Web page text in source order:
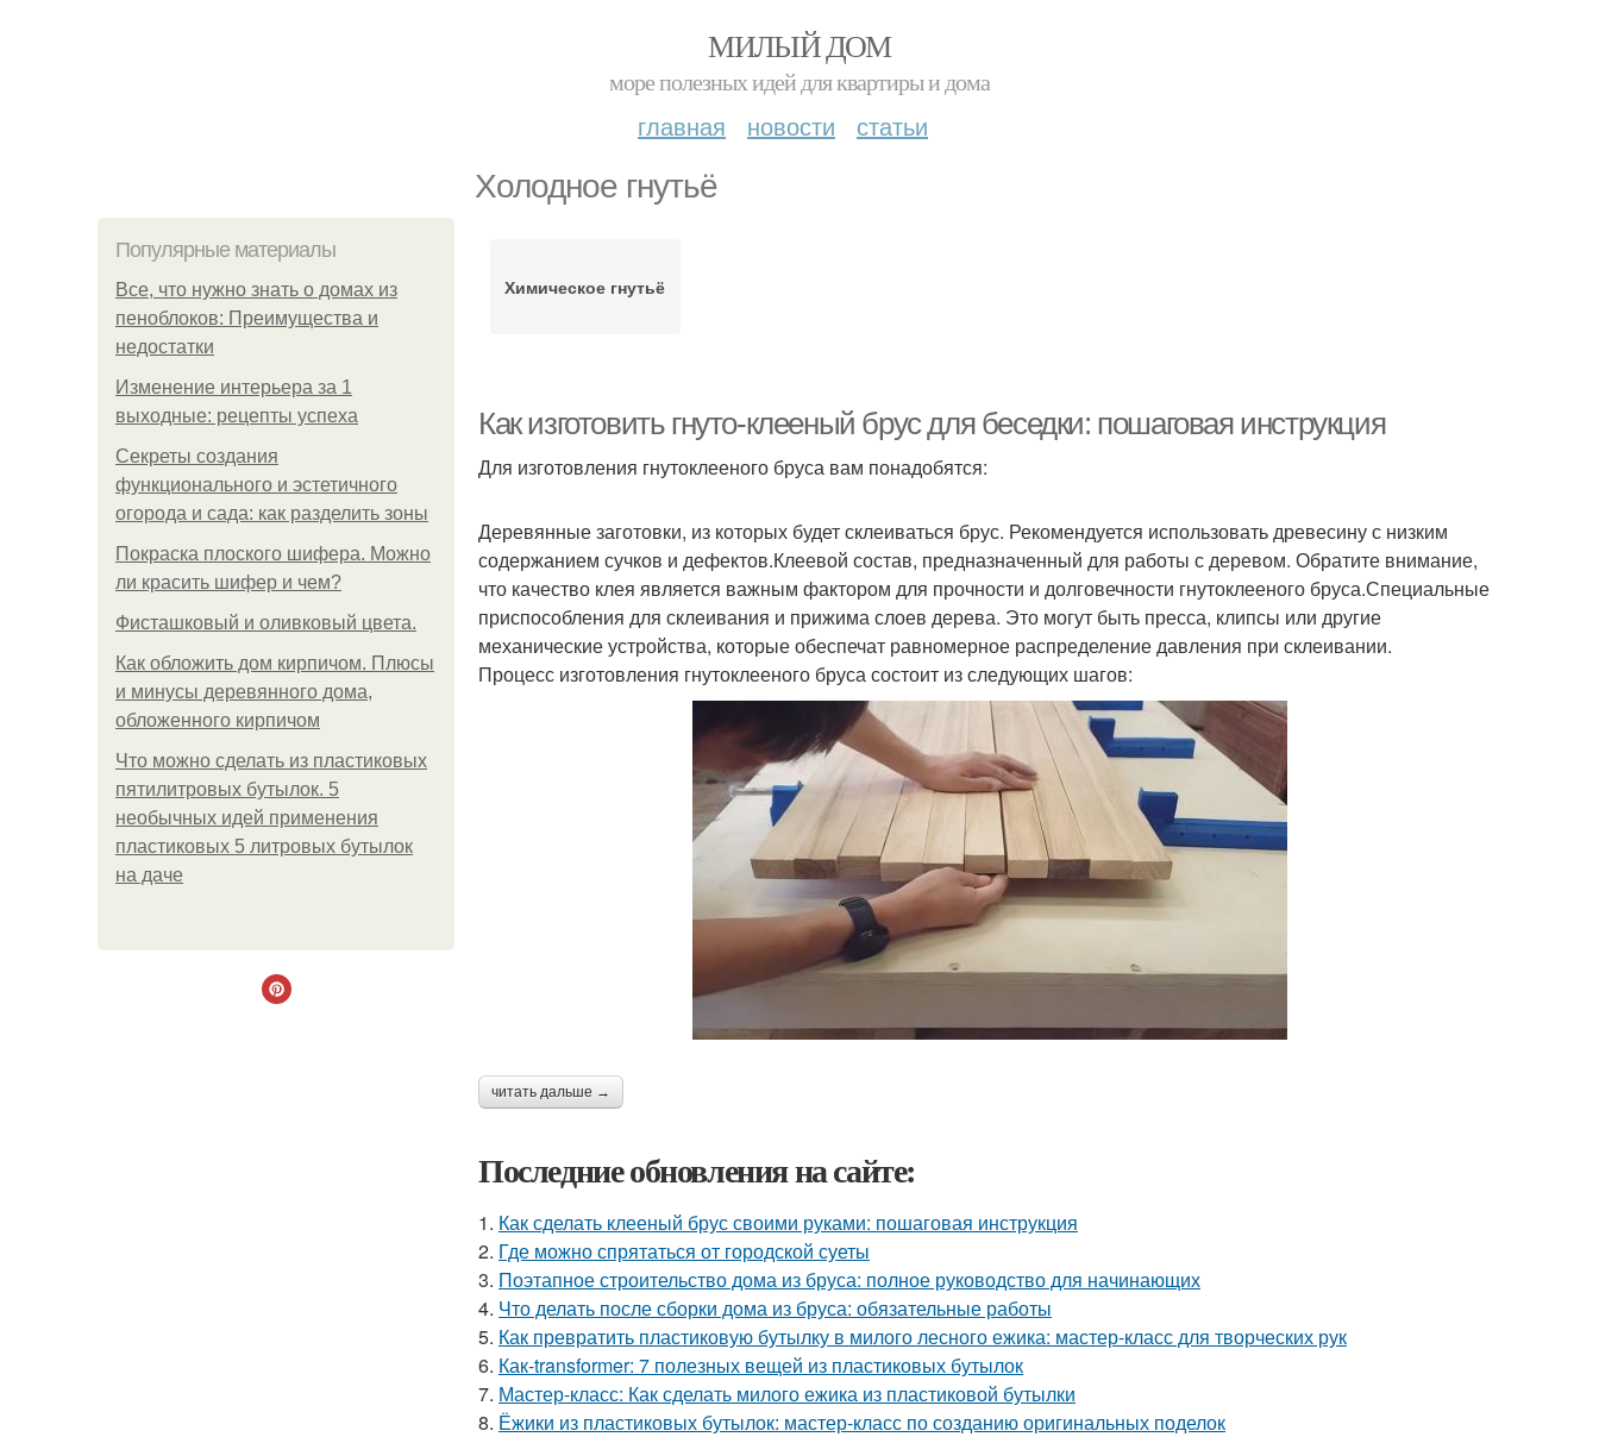
МИЛЫЙ ДОМ
море полезных идей для квартиры и дома
главная новости статьи
Холодное гнутьё
Популярные материалы
Все, что нужно знать о домах из
пеноблоков: Преимущества и
недостатки
Изменение интерьера за 1
выходные: рецепты успеха
Секреты создания
функционального и эстетичного
огорода и сада: как разделить зоны
Покраска плоского шифера. Можно
ли красить шифер и чем?
Фисташковый и оливковый цвета.
Как обложить дом кирпичом. Плюсы
и минусы деревянного дома,
обложенного кирпичом
Что можно сделать из пластиковых
пятилитровых бутылок. 5
необычных идей применения
пластиковых 5 литровых бутылок
на даче
Химическое гнутьё
Как изготовить гнуто-клееный брус для беседки: пошаговая инструкция
Для изготовления гнутоклееного бруса вам понадобятся:
Деревянные заготовки, из которых будет склеиваться брус. Рекомендуется использовать древесину с низким
содержанием сучков и дефектов.Клеевой состав, предназначенный для работы с деревом. Обратите внимание,
что качество клея является важным фактором для прочности и долговечности гнутоклееного бруса.Специальные
приспособления для склеивания и прижима слоев дерева. Это могут быть пресса, клипсы или другие
механические устройства, которые обеспечат равномерное распределение давления при склеивании.
Процесс изготовления гнутоклееного бруса состоит из следующих шагов:
читать дальше →
Последние обновления на сайте:
1. Как сделать клееный брус своими руками: пошаговая инструкция
2. Где можно спрятаться от городской суеты
3. Поэтапное строительство дома из бруса: полное руководство для начинающих
4. Что делать после сборки дома из бруса: обязательные работы
5. Как превратить пластиковую бутылку в милого лесного ежика: мастер-класс для творческих рук
6. Как-transformer: 7 полезных вещей из пластиковых бутылок
7. Мастер-класс: Как сделать милого ежика из пластиковой бутылки
8. Ёжики из пластиковых бутылок: мастер-класс по созданию оригинальных поделок